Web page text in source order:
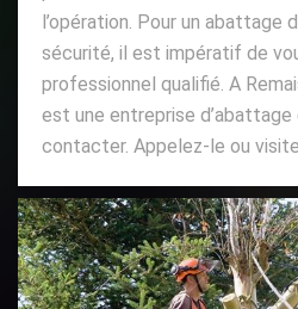
l’opération. Pour un abattage
sécurité, il est impératif de
professionnel qualifié. A
est une entreprise d’abattage
contacter. Appelez-le ou